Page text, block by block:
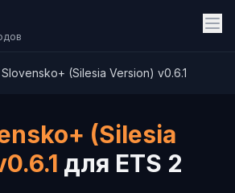
Slovensko+ (Silesia Version) v0.6.1
(Silesia
для ETS 2